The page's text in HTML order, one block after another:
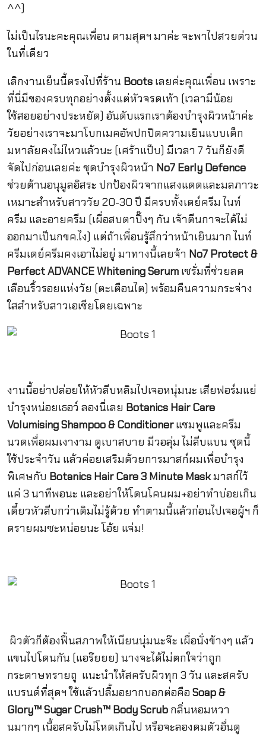
^^)
ไม่เป็นไรนะคะคุณเพื่อน ตามสุดฯ มาค่ะ จะพาไปสวยด่วน
ในที่เดียว
เลิกงานเย็นนี้ตรงไปที่ร้าน Bootsเลยค่ะคุณเพื่อน เพราะ
ที่นี่มีของครบทุกอย่างตั้งแต่หัวจรดเท้า (เวลามีน้อย
ใช้สอยอย่างประหยัด) อันดับแรกเราต้องบำรุงผิวหน้าค่ะ
วัยอย่างเราจะมาโบกเมคอัพปกปิดความเยินแบบเด็ก
มหาลัยคงไม่ไหวแล้วนะ (เศร้าแป็บ) มีเวลา 7 วันก็ยังดี
จัดไปก่อนเลยค่ะ ชุดบำรุงผิวหน้า No7 Early Defence
ช่วยต้านอนุมูลอิสระ ปกป้องผิวจากแสงแดดและมลภาวะ
เหมาะสำหรับสาววัย 20-30 ปี มีครบทั้งเดย์ครีม ไนท์
ครีม และอายครีม (เผื่อสบตาปิ๊งๆ กัน เจ้าตีนกาจะได้ไม่
ออกมาเป็นกขค.ไง) แต่ถ้าเพื่อนรู้สึกว่าหน้าเยินมาก ไนท์
ครีมเดย์ครีมคงเอาไม่อยู่ มาทางนี้เลยจ้า No7 Protect &
Perfect ADVANCE Whitening Serumเซรั่มที่ช่วยลด
เลือนริ้วรอยแห่งวัย (ตะเตือนไต) พร้อมคืนความกระจ่าง
ใสสำหรับสาวเอเชียโดยเฉพาะ
งานนี้อย่าปล่อยให้หัวลีบหลิมไปเจอหนุ่มนะ เสียฟอร์มแย่
บำรุงหน่อยเธอว์ ลองนี่เลย Botanics Hair Care
Volumising Shampoo & Conditionerแชมพูและครีม
นวดเพื่อผมเงางาม ดูเบาสบาย มีวอลุ่ม ไม่ลีบแบน ชุดนี้
ใช้ประจำวัน แล้วค่อยเสริมด้วยการมาสก์ผมเพื่อบำรุง
พิเศษกับ Botanics Hair Care 3 Minute Maskมาสก์ไว้
แค่ 3 นาทีพอนะ และอย่าให้โดนโคนผม+อย่าทำบ่อยเกิน
เดี๋ยวหัวลีบกว่าเดิมไม่รู้ด้วย ทำตามนี้แล้วก่อนไปเจอผู้ฯ ก็
ดรายผมซะหน่อยนะ โอ้ย แจ่ม!
ผิวตัวก็ต้องฟื้นสภาพให้เนียนนุ่มนะจ๊ะ เผื่อนั่งข้างๆ แล้ว
แขนไปโดนกัน (แอร๊ยยย) นางจะได้ไม่ตกใจว่าถูก
กระดาษทรายถู แนะนำให้สครับผิวทุก 3 วัน และสครับ
แบรนด์ที่สุดฯ ใช้แล้วปลื้มอยากบอกต่อคือ Soap &
Glory™ Sugar Crush™ Body Scrubกลิ่นหอมหวา
นมากๆ เนื้อสครับไม่โหดเกินไป หรือจะลองดมตัวอื่นดู